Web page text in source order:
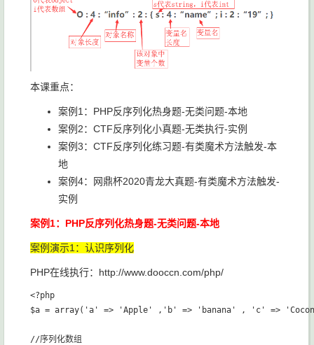
本课重点：
案例1：PHP反序列化热身题-无类问题-本地
案例2：CTF反序列化小真题-无类执行-实例
案例3：CTF反序列化练习题-有类魔术方法触发-本
地
案例4：网鼎杯2020青龙大真题-有类魔术方法触发-
实例
案例1：PHP反序列化热身题-无类问题-本地
案例演示1：认识序列化
PHP在线执行：http://www.dooccn.com/php/
<?php
$a = array('a' => 'Apple' ,'b' => 'banana' , 'c' =>
//序列化数组